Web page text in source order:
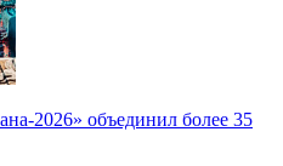
2026» объединил более 35